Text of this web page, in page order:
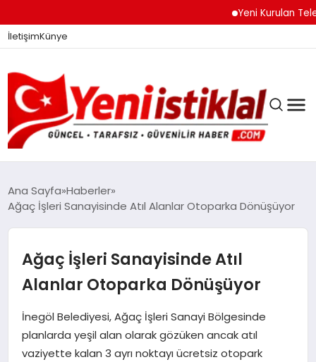
Yeni Kurulan
İletişimKünye
GÜNDEM
DÜNYA
EĞITIM
Ana Sayfa Haberler
Ağaç İşleri Sanayisinde Atıl Alanlar Otoparka Dönüşüyor
Ağaç İşleri Sanayisinde Atıl
Alanlar Otoparka Dönüşüyor
İnegöl Belediyesi, Ağaç İşleri Sanayi Bölgesinde
planlarda yeşil alan olarak gözüken ancak atıl
vaziyette kalan 3 ayrı noktayı ücretsiz otopark